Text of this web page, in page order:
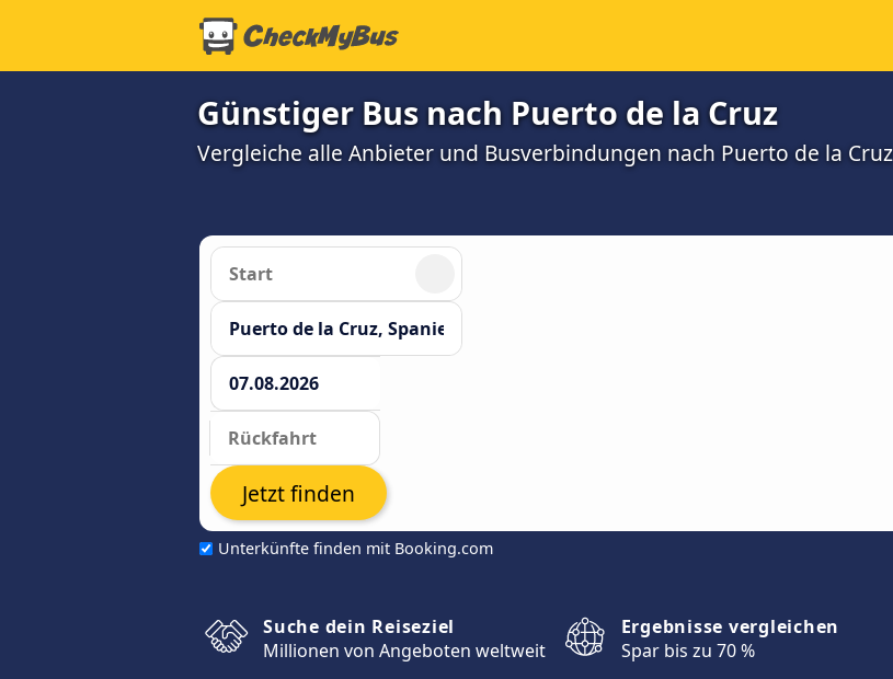
Günstiger Bus nach Puerto de la Cruz
Vergleiche alle Anbieter und Busverbindungen nach Puerto de la
Unterkünfte finden mit Booking.com
Jetzt finden
Suche dein Reiseziel
Millionen von Angeboten weltweit
Ergebnisse vergleichen
Spar bis zu 70 %